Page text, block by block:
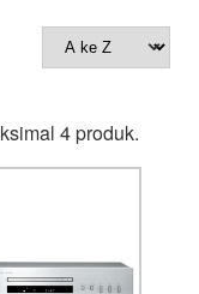
4 produk.